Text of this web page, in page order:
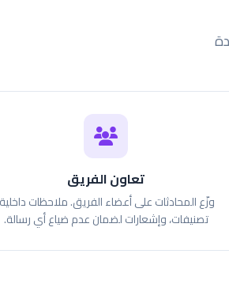
تعاون الفريق
وزّع المحادثات على أعضاء الفريق. ملاحظات
تصنيفات، وإشعارات لضمان عدم ضياع أي رسالة.